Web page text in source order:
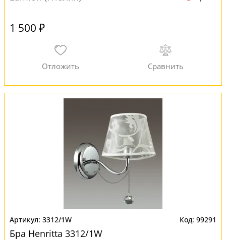
1 500 ₽
3312/1W 99291
Бра Henritta 3312/1W